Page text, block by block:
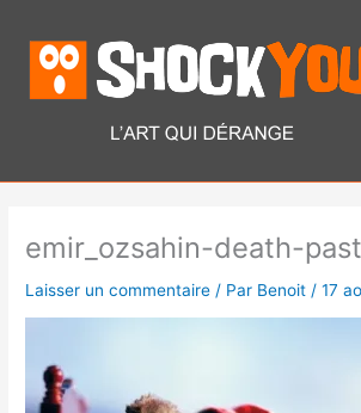
contenu
emir_ozsahin-death-
Laisser un commentaire / Par Benoit /17